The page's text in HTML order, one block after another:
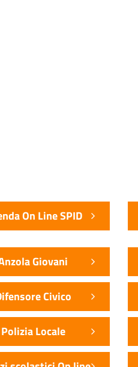
On Line SPID
Giovani
Civico
Polizia Locale